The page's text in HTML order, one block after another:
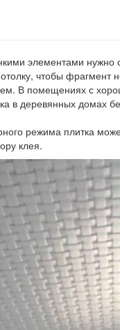
элементами нужно
чтобы фрагмент
В помещениях с
в деревянных домах
режима плитка
клея.